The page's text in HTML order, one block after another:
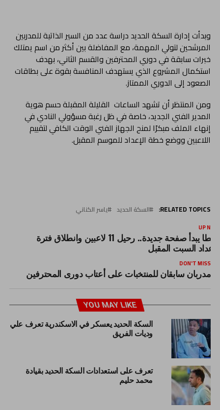
وبدأت إدارة السكة الحديد دراسة عدد من السير الذاتية للمدربين
المرشحين لتولي المهمة، مع المفاضلة بين أكثر من اسم يمتلك
خبرات سابقة في دوري المحترفين والقسم الثاني، بهدف
استكمال المشروع الذي يستهدف المنافسة بقوة على بطاقات
الصعود إلى الدوري الممتاز.
ومن المنتظر أن تشهد الساعات القليلة المقبلة حسم هوية
المدير الفني الجديد، خاصة في ظل رغبة مسؤولي النادي في
إنهاء الملف مبكرًا لمنح الجهاز الفني الوقت الكافي لتقييم
اللاعبين ووضع خطة الإعداد للموسم المقبل.
RELATED TOPICS: السكة الحديد ياسر الكناني
UP
طنطا يبدأ صفحة جديدة.. رحيل 11 لاعبين وانطلاق فترة
السبت المقبل
DON'T MISS
مدربان سابقان للمنتخبات على أعتاب دورى المحترفين
YOU MAY LIKE
السكة الحديد يعسكر في الاسكندرية تعرف علي
وديات الفريق
تعرف على استعدادات السكة الحديد بقيادة
محمد حليم